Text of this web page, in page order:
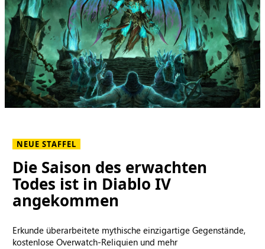
NEUE STAFFEL
Die Saison des erwachten
Todes ist in Diablo IV
angekommen
Erkunde überarbeitete mythische einzigartige Gegenstände,
kostenlose Overwatch-Reliquien und mehr